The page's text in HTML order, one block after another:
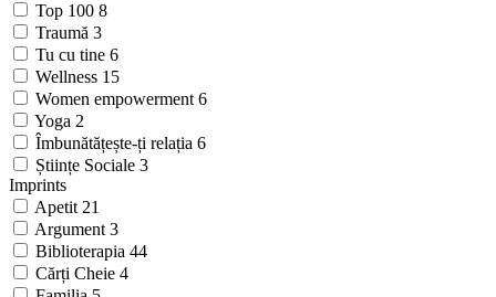
Top 100 8
Traumă 3
Tu cu tine 6
Wellness 15
Women empowerment 6
Yoga 2
Îmbunătățește-ți relația 6
Științe Sociale 3
Imprints
Apetit 21
Argument 3
Biblioterapia 44
Cărți Cheie 4